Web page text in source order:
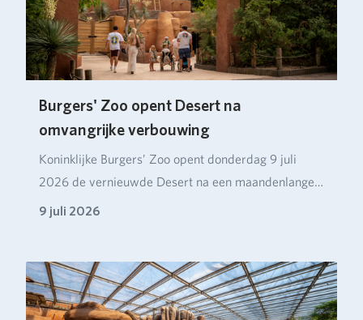
Burgers' Zoo opent Desert na
omvangrijke verbouwing
Koninklijke Burgers’ Zoo opent donderdag 9 juli
2026 de vernieuwde Desert na een maandenlange
verbou…
9 juli 2026